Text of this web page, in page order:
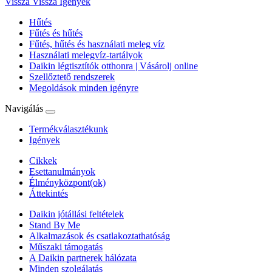
Hűtés
Fűtés és hűtés
Fűtés, hűtés és használati meleg víz
Használati melegvíz-tartályok
Daikin légtisztítók otthonra | Vásárolj online
Szellőztető rendszerek
Megoldások minden igényre
Navigálás
Termékválasztékunk
Igények
Cikkek
Esettanulmányok
Élményközpont(ok)
Áttekintés
Daikin jótállási feltételek
Stand By Me
Alkalmazások és csatlakoztathatóság
Műszaki támogatás
A Daikin partnerek hálózata
Minden szolgálatás